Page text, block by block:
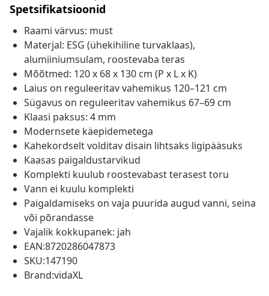
Spetsifikatsioonid
Raami värvus: must
Materjal: ESG (ühekihiline turvaklaas),
alumiiniumsulam, roostevaba teras
Mõõtmed: 120 x 68 x 130 cm (P x L x K)
Laius on reguleeritav vahemikus 120–121 cm
Sügavus on reguleeritav vahemikus 67–69 cm
Klaasi paksus: 4 mm
Modernsete käepidemetega
Kahekordselt volditav disain lihtsaks ligipääsuks
Kaasas paigaldustarvikud
Komplekti kuulub roostevabast terasest toru
Vann ei kuulu komplekti
Paigaldamiseks on vaja puurida augud vanni, seina
või põrandasse
Vajalik kokkupanek: jah
EAN:8720286047873
SKU:147190
Brand:vidaXL